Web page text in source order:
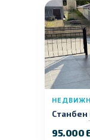
Станбен
95.000